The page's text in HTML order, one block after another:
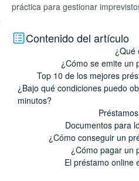
práctica para gestionar
Contenido del artículo
¿Qué
¿Cómo se emite un
Top 10 de los mejores
¿Bajo qué condiciones puedo
minutos?
Documentos para
¿Cómo conseguir un
¿Cómo pagar un
El préstamo online